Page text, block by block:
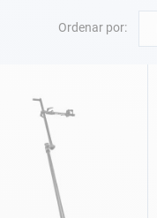
Ordenar por: